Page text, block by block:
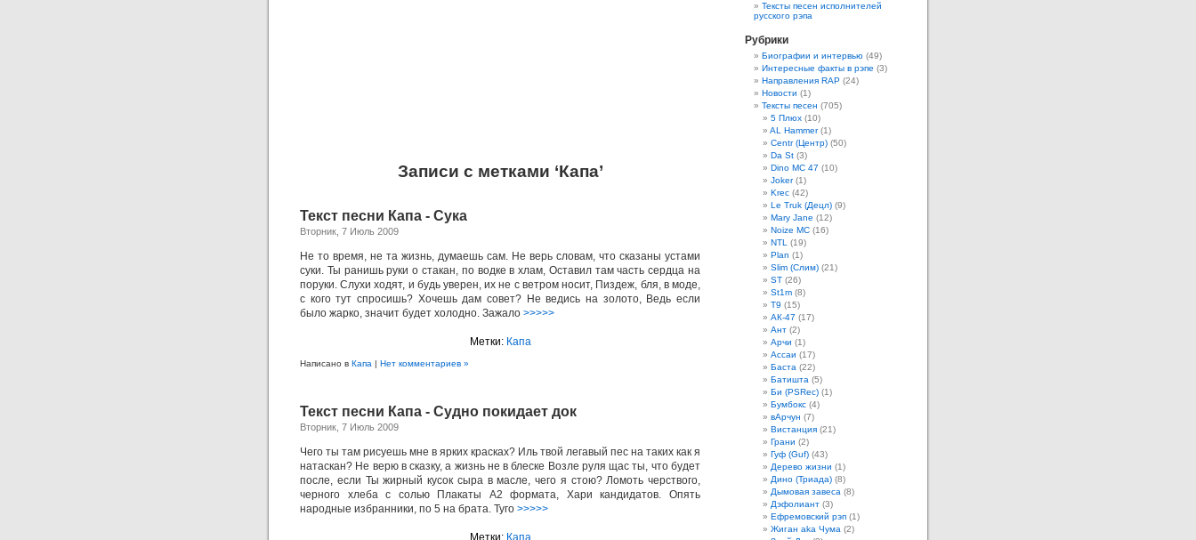
Записи с метками ‘Капа’
Текст песни Капа - Сука
Вторник, 7 Июль 2009
Не то время, не та жизнь, думаешь сам. Не верь словам, что сказаны устами
суки. Ты ранишь руки о стакан, по водке в хлам, Оставил там часть сердца на
поруки. Слухи ходят, и будь уверен, их не с ветром носит, Пиздеж, бля, в моде,
с кого тут спросишь? Хочешь дам совет? Не ведись на золото, Ведь если
было жарко, значит будет холодно. Зажало >>>>>
Метки: Капа
Написано в Капа | Нет комментариев »
Текст песни Капа - Судно покидает док
Вторник, 7 Июль 2009
Чего ты там рисуешь мне в ярких красках? Иль твой легавый пес на таких как я
натаскан? Не верю в сказку, а жизнь не в блеске Возле руля щас ты, что будет
после, если Ты жирный кусок сыра в масле, чего я стою? Ломоть черствого,
черного хлеба с солью Плакаты А2 формата, Хари кандидатов. Опять
народные избранники, по 5 на брата. Туго >>>>>
Метки: Капа
Тексты песен исполнителей
русского рэпа
Рубрики
Биографии и интервью (49)
Интересные факты в рэпе (3)
Направления RAP (24)
Новости (1)
Тексты песен (705)
5 Плюх (10)
AL Hammer(1)
Centr (Центр) (50)
Da St (3)
Dino MC 47 (10)
Joker(1)
Krec (42)
Le Truk (Децл) (9)
Mary Jane (12)
Noize MC (16)
NTL
(19)
Plan (1)
Slim (Слим) (21)
ST (26)
St1m (8)
T9 (15)
АК-47 (17)
Ант (2)
Арчи (1)
Ассаи (17)
Баста (22)
Батишта (5)
Би (PSRec) (1)
Бумбокс (4)
вАрчун (7)
Вистанция (21)
Грани (2)
Гуф (Guf) (43)
Дерево жизни (1)
Дино (Триада) (8)
Дымовая завеса (8)
Дэфолиант (3)
Ефремовский рэп (1)
Жиган aka Чума (2)